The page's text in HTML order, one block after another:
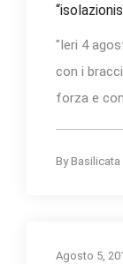
"Ieri 4
con i
forza e
By
Agosto 5,